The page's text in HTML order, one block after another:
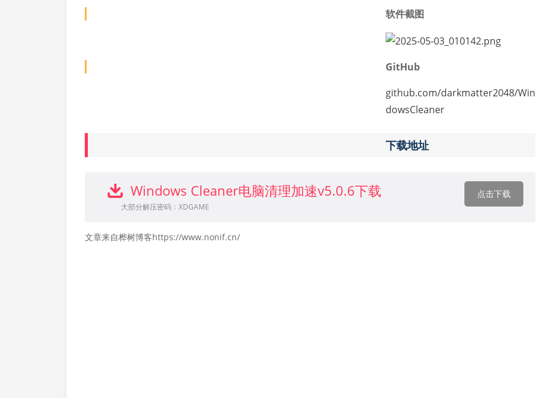
软件截图
GitHub
github.com/darkmatter2048/Win
dowsCleaner
下载地址
Windows Cleaner电脑清理加速v5.0.6下载
大部分解压密码：XDGAME
点击下载
文章来自桦树博客https://www.nonif.cn/